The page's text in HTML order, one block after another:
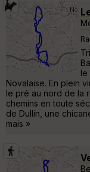
le
Novalaise. En plein
le pré au nord de la
chemins en toute
de Dullin, une
mais »